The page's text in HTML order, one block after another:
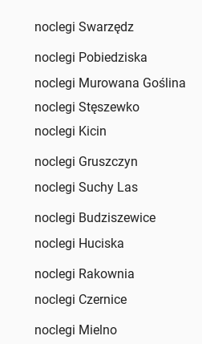
noclegi Swarzędz
noclegi Pobiedziska
noclegi Murowana Goślina
noclegi Stęszewko
noclegi Kicin
noclegi Gruszczyn
noclegi Suchy Las
noclegi Budziszewice
noclegi Huciska
noclegi Rakownia
noclegi Czernice
noclegi Mielno